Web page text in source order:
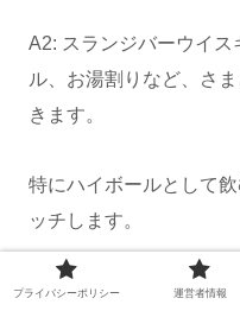
A2: スランジバーウイ
ル、お湯割りなど、さ
きます。
特にハイボールとして
ッチします。
お湯割りもおすすめで
プライバシーポリシー 運営者情報